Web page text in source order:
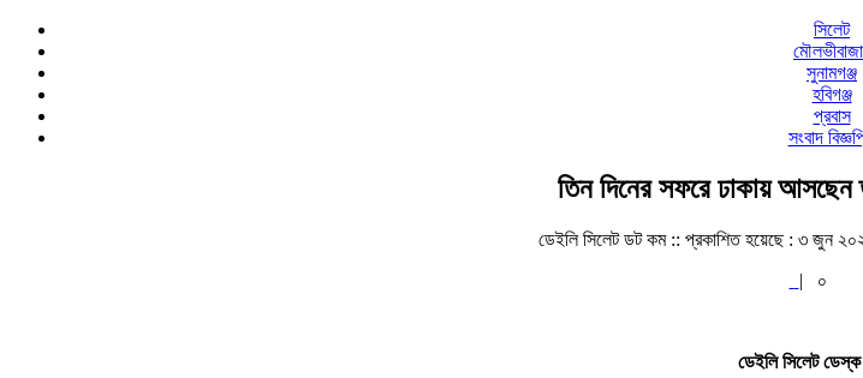
সিলেট
সুনামগঞ্জ
হবিগঞ্জ
প্রবাস
সংবাদ
তিন দিনের সফরে ঢাকায় আসছেন
ডেইলি সিলেট ডট কম :: প্রকাশিত হয়েছে : ৩ জুন
|
০
ডেইলি সিলেট